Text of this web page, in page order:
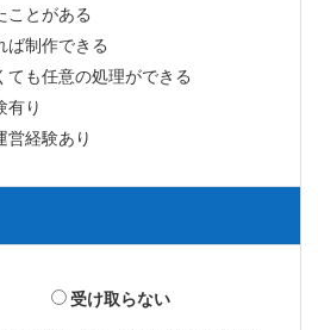
ことがある
ば制作できる
ても任意の処理ができる
有り
営経験あり
受け取らない